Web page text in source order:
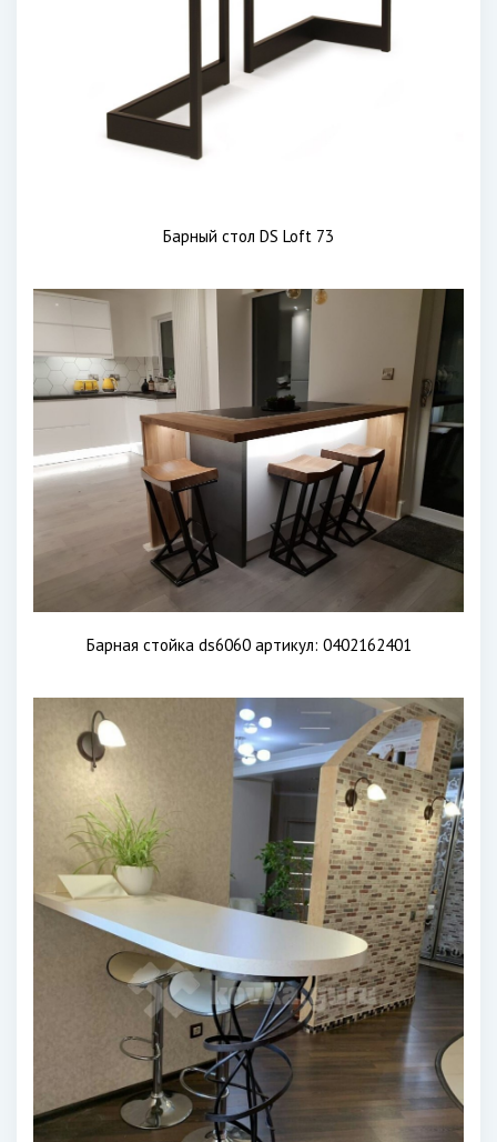
Барный стол DS Loft 73
Барная стойка ds6060 артикул: 0402162401